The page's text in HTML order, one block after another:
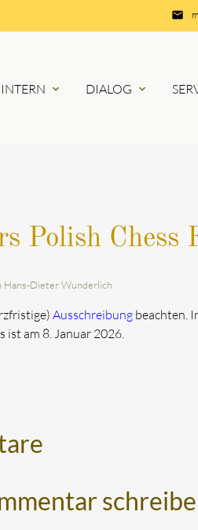
email
expand_more DIALOG expand_more
Polish Chess
Hans-Dieter Wunderlich
Ausschreibung beachten.
ist am 8. Januar 2026.